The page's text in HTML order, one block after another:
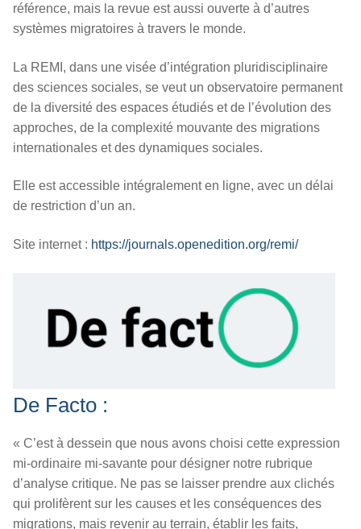
référence, mais la revue est aussi ouverte à d’autres
systèmes migratoires à travers le monde.
La REMI, dans une visée d’intégration pluridisciplinaire
des sciences sociales, se veut un observatoire permanent
de la diversité des espaces étudiés et de l’évolution des
approches, de la complexité mouvante des migrations
internationales et des dynamiques sociales.
Elle est accessible intégralement en ligne, avec un délai
de restriction d’un an.
Site internet : https://journals.openedition.org/remi/
De Facto :
« C’est à dessein que nous avons choisi cette expression
mi-ordinaire mi-savante pour désigner notre rubrique
d’analyse critique. Ne pas se laisser prendre aux clichés
qui prolifèrent sur les causes et les conséquences des
migrations, mais revenir au terrain, établir les faits,